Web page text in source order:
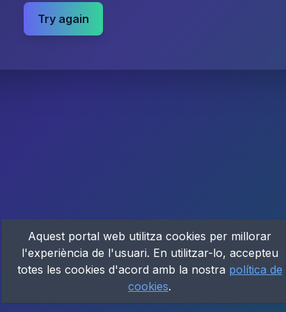
Try again
Aquest portal web utilitza cookies per millorar
l'experiència de l'usuari. En utilitzar-lo, accepteu
totes les cookies d'acord amb la nostra política de
cookies.